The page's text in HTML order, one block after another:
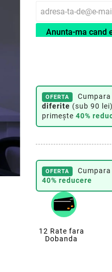
Anunta-ma cand
OFERTA Cumpara
diferite (sub 90
primește 40%
OFERTA Cumpara
40% reducere
12 Rate fara
Dobanda